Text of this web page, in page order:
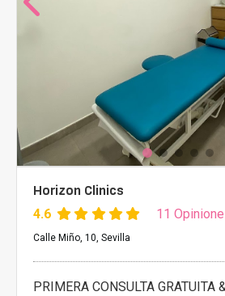
Horizon Clinics
4.6 11
Calle Miño, 10, Sevilla
PRIMERA CONSULTA GRATUITA